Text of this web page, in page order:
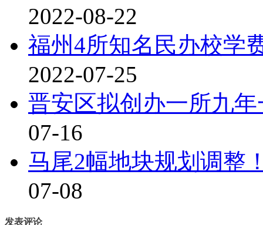
2022-08-22
福州4所知名民办校学
2022-07-25
晋安区拟创办一所九
07-16
马尾2幅地块规划调整
07-08
发表评论